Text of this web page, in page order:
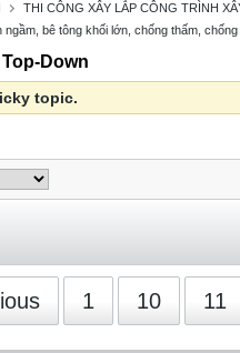
THI CÔNG XÂY LẮP CÔNG TRÌNH
ngầm, bê tông khối lớn, chống thấm, chống
Down
topic.
1 10 11